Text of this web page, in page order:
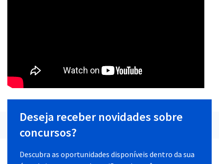
Deseja receber novidades sobre
concursos?
Descubra as oportunidades disponíveis dentro da sua